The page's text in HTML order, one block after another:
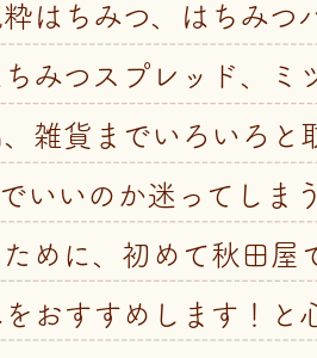
はちみつ、はちみつ
みつスプレッド、ミ
雑貨までいろいろと
いいのか迷ってしま
めに、初めて秋田屋
おすすめします！と